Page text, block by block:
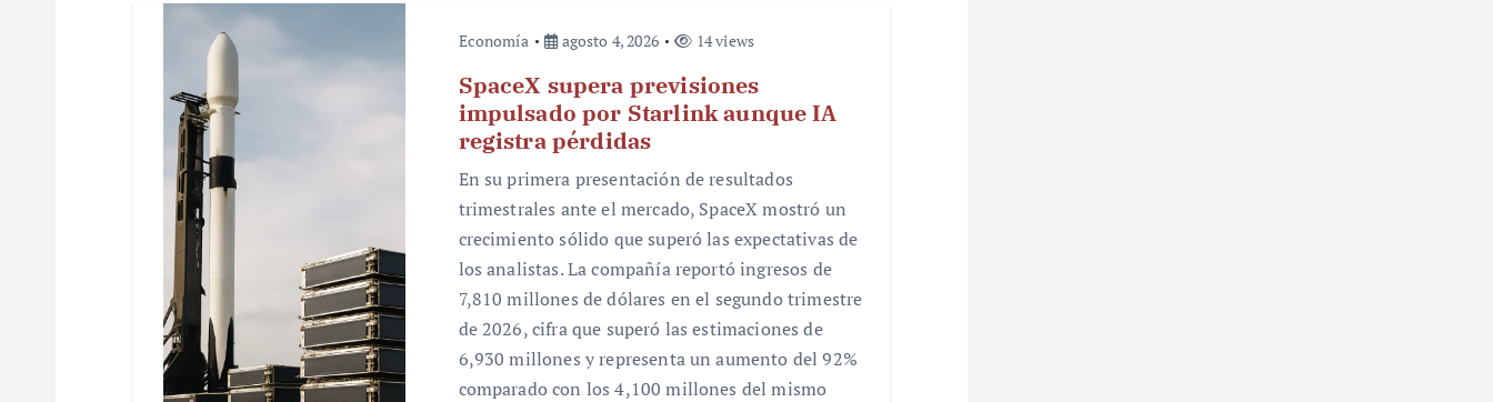
Economía agosto 4, 2026 14 views
SpaceX supera previsiones
impulsado por Starlink aunque IA
registra pérdidas
En su primera presentación de resultados
trimestrales ante el mercado, SpaceX mostró un
crecimiento sólido que superó las expectativas de
los analistas. La compañía reportó ingresos de
7,810 millones de dólares en el segundo trimestre
de 2026, cifra que superó las estimaciones de
6,930 millones y representa un aumento del 92%
comparado con los 4,100 millones del mismo